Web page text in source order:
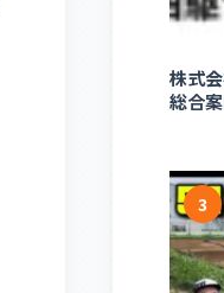
株式
総合
3